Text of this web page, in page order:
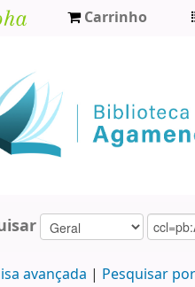
Carrinho
avançada Pesquisar